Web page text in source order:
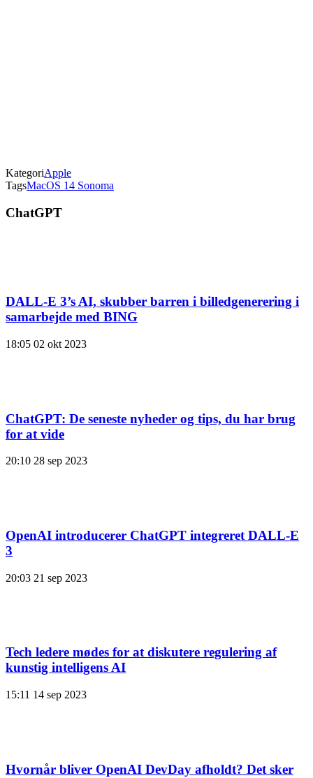
KategoriApple
TagsMacOS 14 Sonoma
ChatGPT
DALL-E 3’s AI, skubber barren i billedgenerering i
samarbejde med BING
18:05 02 okt 2023
ChatGPT: De seneste nyheder og tips, du har brug
for at vide
20:10 28 sep 2023
OpenAI introducerer ChatGPT integreret DALL-E
3
20:03 21 sep 2023
Tech ledere mødes for at diskutere regulering af
kunstig intelligens AI
15:11 14 sep 2023
Hvornår bliver OpenAI DevDay afholdt? Det sker